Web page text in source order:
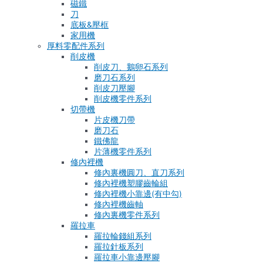
磁鐵
刀
底板&壓框
家用機
厚料零配件系列
削皮機
削皮刀、鵝卵石系列
磨刀石系列
削皮刀壓腳
削皮機零件系列
切帶機
片皮機刀帶
磨刀石
鐵佛龍
片薄機零件系列
修內裡機
修內裏機圓刀、直刀系列
修內裡機塑膠齒輪組
修內裡機小靠邊(有中勾)
修內裡機齒軸
修內裏機零件系列
羅拉車
羅拉輪錢組系列
羅拉針板系列
羅拉車小靠邊壓腳